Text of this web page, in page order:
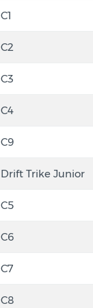
C1
C2
C3
C4
C9
Drift Trike Junior
C5
C6
C7
C8